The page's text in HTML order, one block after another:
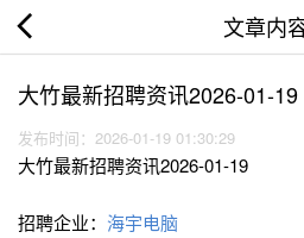
文章内
大竹最新招聘资讯2026-01-19
发布时间：2026-01-19 01:30:29
大竹最新招聘资讯2026-01-19
招聘企业： 海宇电脑